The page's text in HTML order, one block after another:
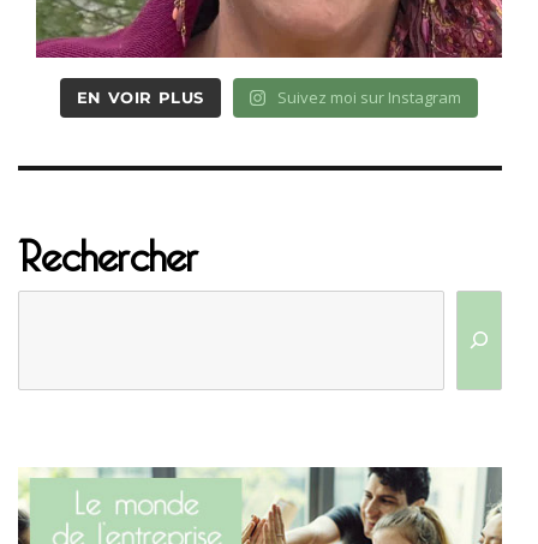
EN VOIR PLUS Suivez moi sur Instagram
Rechercher